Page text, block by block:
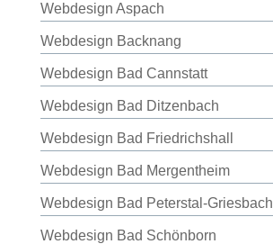
Webdesign Aspach
Webdesign Backnang
Webdesign Bad Cannstatt
Webdesign Bad Ditzenbach
Webdesign Bad Friedrichshall
Webdesign Bad Mergentheim
Webdesign Bad Peterstal-Griesbach
Webdesign Bad Schönborn